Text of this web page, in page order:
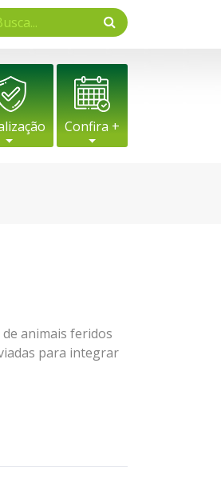
Confira +
animais feridos
para integrar